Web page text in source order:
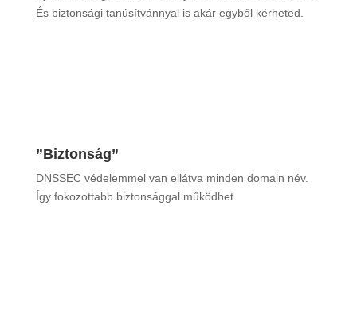
És biztonsági tanúsítvánnyal is akár egyből kérheted.
”Biztonság”
DNSSEC védelemmel van ellátva minden domain név.
Így fokozottabb biztonsággal működhet.